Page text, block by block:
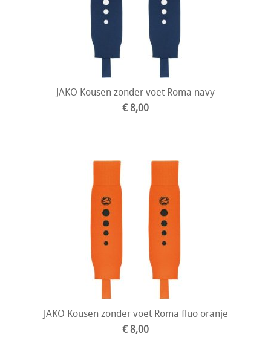
JAKO Kousen zonder voet Roma navy
€ 8,00
JAKO Kousen zonder voet Roma fluo oranje
€ 8,00